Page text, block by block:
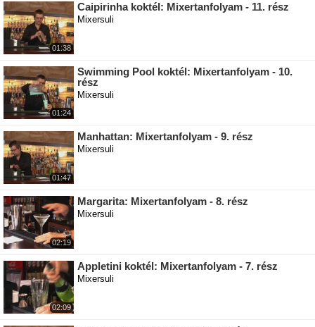
01:38
Caipirinha koktél: Mixertanfolyam - 11. rész
Mixersuli
01:24
Swimming Pool koktél: Mixertanfolyam - 10.
rész
Mixersuli
01:47
Manhattan: Mixertanfolyam - 9. rész
Mixersuli
02:19
Margarita: Mixertanfolyam - 8. rész
Mixersuli
02:09
Appletini koktél: Mixertanfolyam - 7. rész
Mixersuli